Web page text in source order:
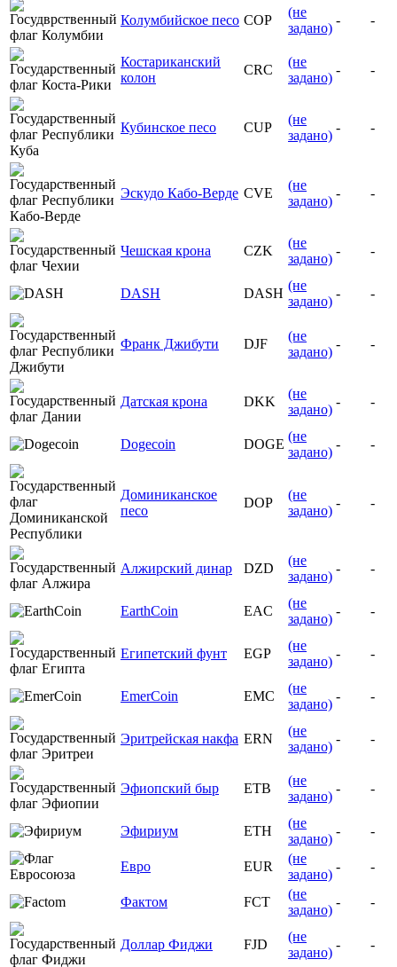
Колумбийское песо COP
(не
задано)
- -
Костариканский
колон
CRC
(не
задано)
- -
Кубинское песо CUP
(не
задано)
- -
Эскудо Кабо-Верде CVE
(не
задано)
- -
Чешская крона CZK
(не
задано)
- -
DASH DASH
(не
задано)
- -
Франк Джибути DJF
(не
задано)
- -
Датская крона DKK
(не
задано)
- -
Dogecoin DOGE
(не
задано)
- -
Доминиканское
песо
DOP
(не
задано)
- -
Алжирский динар DZD
(не
задано)
- -
EarthCoin EAC
(не
задано)
- -
Египетский фунт EGP
(не
задано)
- -
EmerCoin EMC
(не
задано)
- -
Эритрейская накфа ERN
(не
задано)
- -
Эфиопский быр ETB
(не
задано)
- -
Эфириум ETH
(не
задано)
- -
Евро EUR
(не
задано)
- -
Фактом FCT
(не
задано)
- -
Доллар Фиджи FJD
(не
задано)
- -